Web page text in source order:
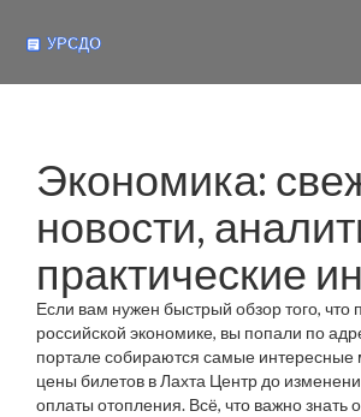
Экономика:
новости,
практические
Если вам нужен быстрый обзор того, что
российской экономике, вы попали по
портале собираются самые интересные
цены билетов в Лахта Центр до
оплаты отопления. Всё, что важно знать